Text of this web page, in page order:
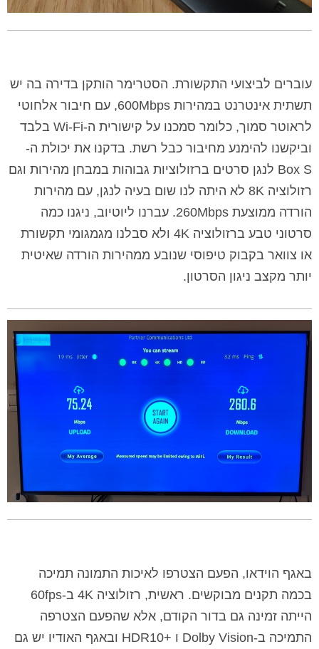
עוברים לביצועי התקשורת. הסטרימר הותקן בדירה בה יש
תשתית אינטרנט במהירות 600Mbps, עם חיבור אלחוטי
לראוטר סמוך, כלומר סמכנו על קישורית ה-Wi-Fi בלבד
וביקשנו להימנע מחיבור כבל רשת. בדקנו את יכולת ה-
Box S לנגן סרטים ברזולוציות גבוהות במבחן מהירות וגם
רזולוציה 8K לא היתה לנו שום בעיה לנגן, עם מהירות
הורדה ממוצעת 260Mbps. עברנו ליוטיוב, ניגנו כמה
סרטוני טבע ברזולוציה 4K ולא סבלנו מגמגומי תקשורת
או צוואר בקבוק טיפוסי שנובע ממהירות הורדה שאיטית
יותר מקצב ניגון הסרטון.
באגף הוידאו, הפעם הצטרפו לאיכות התמונה תמיכה
בכמה תקנים מבוקשים. ראשית, רזולוציה 4K ב-60fps
הייתה זמינה גם בדור הקודם, אלא שהפעם הצטרפה
התמיכה ב-Dolby Vision ו +HDR10 ובאגף האודיו יש גם